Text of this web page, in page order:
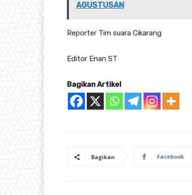
AGUSTUSAN
Reporter Tim suara Cikarang
Editor Enan ST
Bagikan Artikel
Bagikan Facebook